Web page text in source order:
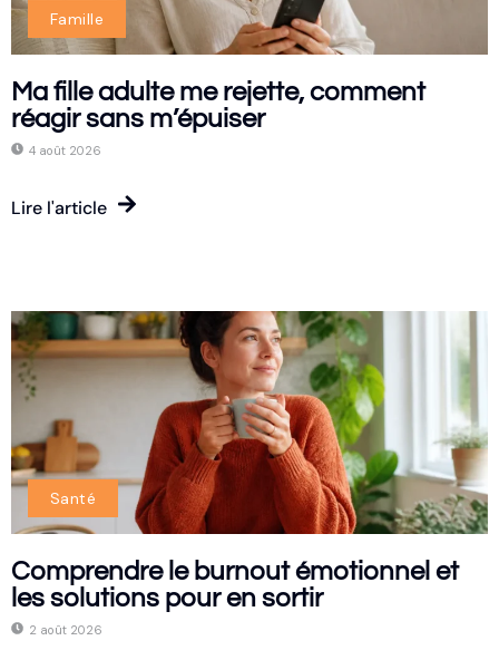
Famille
Ma fille adulte me rejette, comment
réagir sans m’épuiser
4 août 2026
Lire l'article
Santé
Comprendre le burnout émotionnel et
les solutions pour en sortir
2 août 2026